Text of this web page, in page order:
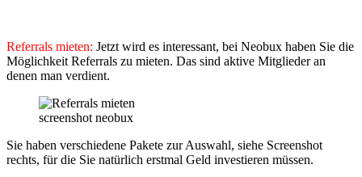
Referrals mieten: Jetzt wird es interessant, bei Neobux haben Sie die
Möglichkeit Referrals zu mieten. Das sind aktive Mitglieder an
denen man verdient.
screenshot neobux
Sie haben verschiedene Pakete zur Auswahl, siehe Screenshot
rechts, für die Sie natürlich erstmal Geld investieren müssen.